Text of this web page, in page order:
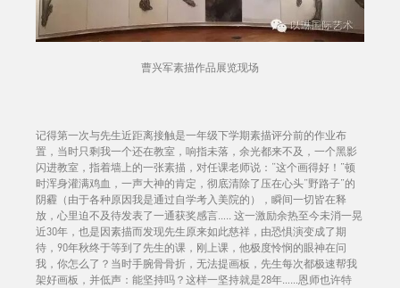
曹兴军素描作品展览现场
记得第一次与先生近距离接触是一年级下学期素描评分前的作业布
置，当时只剩我一个还在教室，响指未落，余光都来不及，一个黑影
闪进教室，指着墙上的一张素描，对任课老师说：“这个画得好！”顿
时浑身灌满鸡血，一声大神的肯定，彻底清除了压在心头“野路子”的
阴霾（由于各种原因我是通过自学考入美院的），瞬间一切皆在释
放，心里迫不及待发表了一通获奖感言….. 这一激励余热至今未消一晃
近30年，也是因素描而发现先生原来如此慈祥，由恐惧演变成了期
待，90年秋终于等到了先生的课，刚上课，他极度怜悯的眼神在问
我，你怎么了？当时手腕骨骨折，无法提画板，先生每次都极速帮我
架好画板，并低声：能坚持吗？这样一坚持就是28年……恩师也许特